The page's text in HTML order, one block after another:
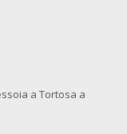
a Tortosa a